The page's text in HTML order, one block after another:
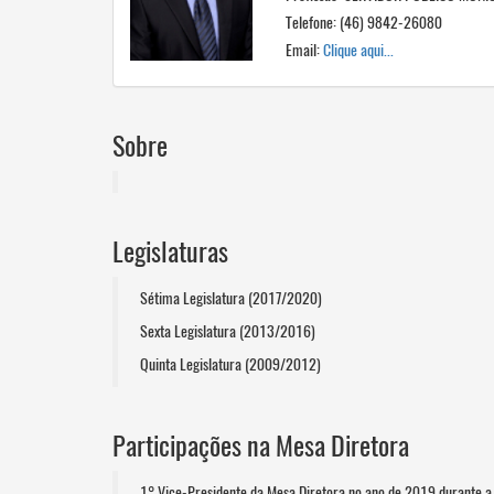
Telefone: (46) 9842-26080
Email:Clique aqui...
Sobre
Legislaturas
Sétima Legislatura (2017/2020)
Sexta Legislatura (2013/2016)
Quinta Legislatura (2009/2012)
Participações na Mesa Diretora